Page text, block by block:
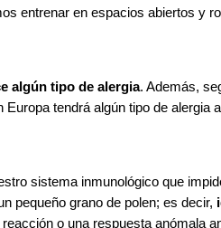
entrenar en espacios abiertos y
algún tipo de alergia. Además,
tendrá algún tipo de alergia
sistema inmunológico que
pequeño grano de polen; es decir,
o una respuesta anómala